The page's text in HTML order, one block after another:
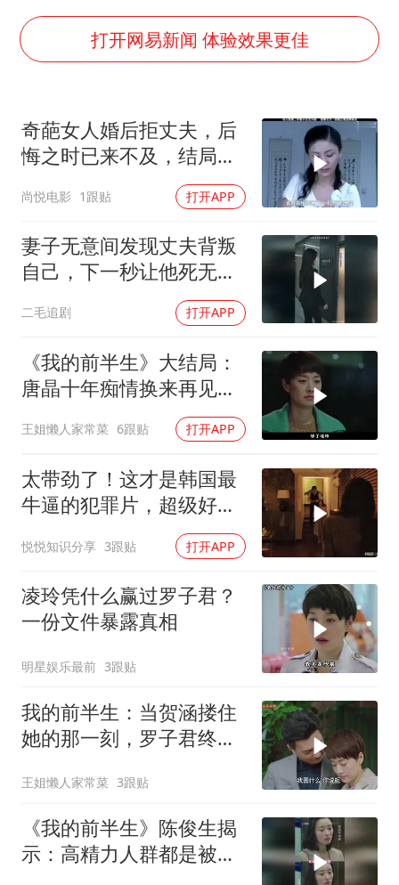
浙江省发出今年第2号指挥长令
乐享全民健身 共筑健康中国
打开网易新闻 体验效果更佳
奇葩女人婚后拒丈夫，后
悔之时已来不及，结局令
尚悦电影 1跟贴 打开APP
妻子无意间发现丈夫背叛
自己，下一秒让他死无葬
二毛追剧 打开APP
《我的前半生》大结局：
唐晶十年痴情换来再见，
贺涵罗子君终成眷属？
王姐懒人家常菜 6跟贴 打开APP
太带劲了！这才是韩国最
牛逼的犯罪片，超级好
悦悦知识分享 3跟贴 打开APP
凌玲凭什么赢过罗子君？
一份文件暴露真相
明星娱乐最前 3跟贴
我的前半生：当贺涵搂住
她的那一刻，罗子君终于
王姐懒人家常菜 3跟贴
《我的前半生》陈俊生揭
示：高精力人群都是被伺